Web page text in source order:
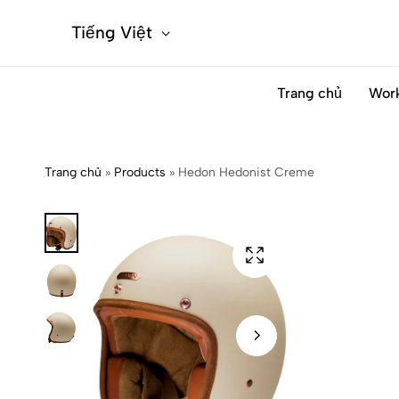
Tiếng Việt
Trang chủ
Trang chủ » Products » Hedon Hedonist Creme